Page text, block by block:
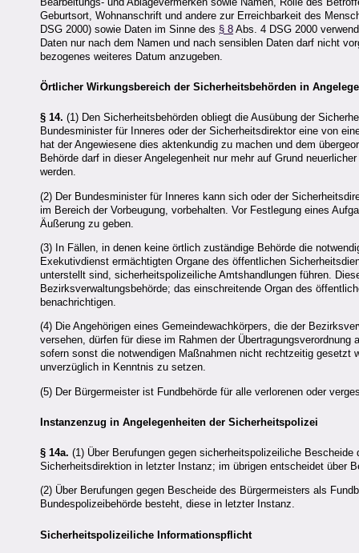
Geburtsort, Wohnanschrift und andere zur Erreichbarkeit des
DSG 2000) sowie Daten im Sinne des § 8 Abs. 4 DSG 2000
Daten nur nach dem Namen und nach sensiblen Daten darf nicht
bezogenes weiteres Datum anzugeben.
Örtlicher Wirkungsbereich der Sicherheitsbehörden in
§ 14. (1) Den Sicherheitsbehörden obliegt die Ausübung der
Bundesminister für Inneres oder der Sicherheitsdirektor eine von
hat der Angewiesene dies aktenkundig zu machen und dem
Behörde darf in dieser Angelegenheit nur mehr auf Grund
werden.
(2) Der Bundesminister für Inneres kann sich oder der
im Bereich der Vorbeugung, vorbehalten. Vor Festlegung eines
Äußerung zu geben.
(3) In Fällen, in denen keine örtlich zuständige Behörde die
Exekutivdienst ermächtigten Organe des öffentlichen
unterstellt sind, sicherheitspolizeiliche Amtshandlungen führen.
Bezirksverwaltungsbehörde; das einschreitende Organ des
benachrichtigen.
(4) Die Angehörigen eines Gemeindewachkörpers, die der
versehen, dürfen für diese im Rahmen der
sofern sonst die notwendigen Maßnahmen nicht rechtzeitig
unverzüglich in Kenntnis zu setzen.
(5) Der Bürgermeister ist Fundbehörde für alle verlorenen oder
Instanzenzug in Angelegenheiten der Sicherheitspolizei
§ 14a. (1) Über Berufungen gegen sicherheitspolizeiliche
Sicherheitsdirektion in letzter Instanz; im übrigen entscheidet über
(2) Über Berufungen gegen Bescheide des Bürgermeisters als
Bundespolizeibehörde besteht, diese in letzter Instanz.
Sicherheitspolizeiliche Informationspflicht